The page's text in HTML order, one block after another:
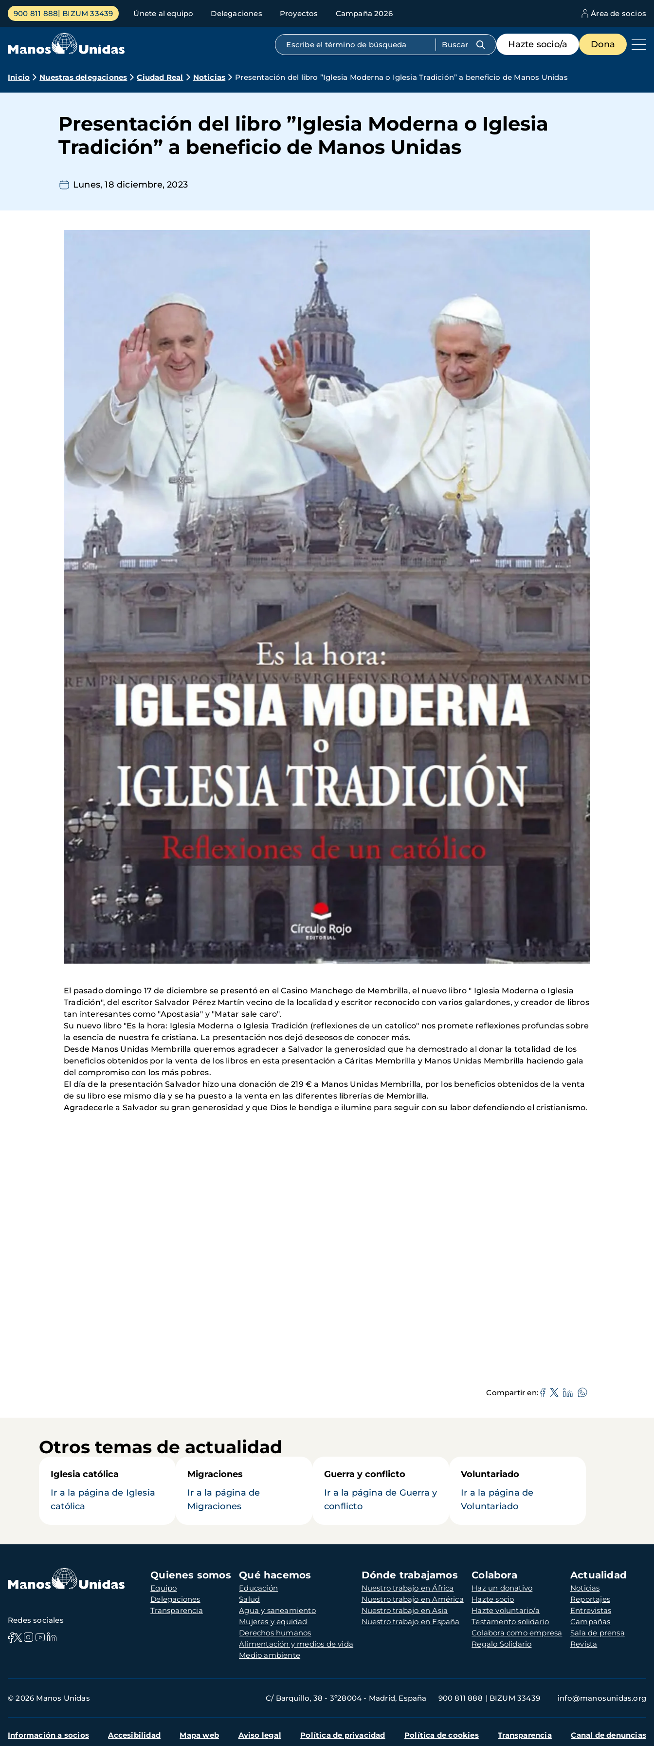
Pasar
contenido
Menú
principal
900 811 888 BIZUM 33439 Únete al equipo Delegaciones Proyectos Campaña 2026 Área de socios
Búsqueda por texto completo
Menú
de
destacados
Hazte socio/a Dona
Ruta
navegación
Inicio Nuestras delegaciones Ciudad Real Noticias Presentación del libro ”Iglesia Moderna o Iglesia Tradición” a beneficio de Manos Unidas
Presentación del libro ”Iglesia Moderna o Iglesia
Tradición” a beneficio de Manos Unidas
Lunes, 18 diciembre, 2023
El pasado domingo 17 de diciembre se presentó en el Casino Manchego de Membrilla, el nuevo libro " Iglesia Moderna o Iglesia
Tradición", del escritor Salvador Pérez Martín vecino de la localidad y escritor reconocido con varios galardones, y creador de libros
tan interesantes como "Apostasia" y "Matar sale caro".
Su nuevo libro "Es la hora: Iglesia Moderna o Iglesia Tradición (reflexiones de un catolico" nos promete reflexiones profundas sobre
la esencia de nuestra fe cristiana. La presentación nos dejó deseosos de conocer más.
Desde Manos Unidas Membrilla queremos agradecer a Salvador la generosidad que ha demostrado al donar la totalidad de los
beneficios obtenidos por la venta de los libros en esta presentación a Cáritas Membrilla y Manos Unidas Membrilla haciendo gala
del compromiso con los más pobres.
El día de la presentación Salvador hizo una donación de 219 € a Manos Unidas Membrilla, por los beneficios obtenidos de la venta
de su libro ese mismo día y se ha puesto a la venta en las diferentes librerías de Membrilla.
Agradecerle a Salvador su gran generosidad y que Dios le bendiga e ilumine para seguir con su labor defendiendo el cristianismo.
Compartir en
Otros temas de actualidad
Iglesia católica
Ir a la página de Iglesia
católica
Migraciones
Ir a la página de
Migraciones
Guerra y conflicto
Ir a la página de Guerra y
conflicto
Voluntariado
Ir a la página de
Voluntariado
Navegación
principal
Quienes somos
Equipo
Delegaciones
Transparencia
Qué hacemos
Educación
Salud
Agua y saneamiento
Mujeres y equidad
Derechos humanos
Alimentación y medios de vida
Medio ambiente
Dónde trabajamos
Nuestro trabajo en África
Nuestro trabajo en América
Nuestro trabajo en Asia
Nuestro trabajo en España
Colabora
Haz un donativo
Hazte socio
Hazte voluntario/a
Testamento solidario
Colabora como empresa
Regalo Solidario
Actualidad
Noticias
Reportajes
Entrevistas
Campañas
Sala de prensa
Revista
Redes sociales
de
© 2026 Manos Unidas C/ Barquillo, 38 - 3º28004 - Madrid, España 900 811 888 BIZUM 33439 info@manosunidas.org
Menú
Información a socios Accesibilidad Mapa web Aviso legal Política de privacidad Política de cookies Transparencia Canal de denuncias